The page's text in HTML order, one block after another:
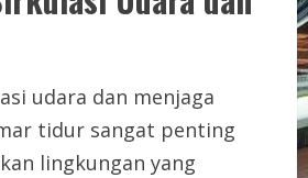
udara dan menjaga
tidur sangat penting
lingkungan yang